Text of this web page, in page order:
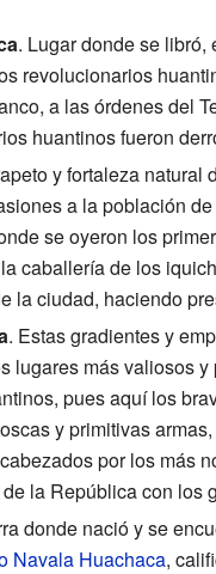
. Lugar donde se libró,
revolucionarios
a las órdenes del
huantinos fueron
y fortaleza natural
a la población
se oyeron los
caballería de los
la ciudad, haciendo
. Estas gradientes y
lugares más valiosos
pues aquí los
y primitivas
por los más
la República con los
donde nació y se
Navala Huachaca,